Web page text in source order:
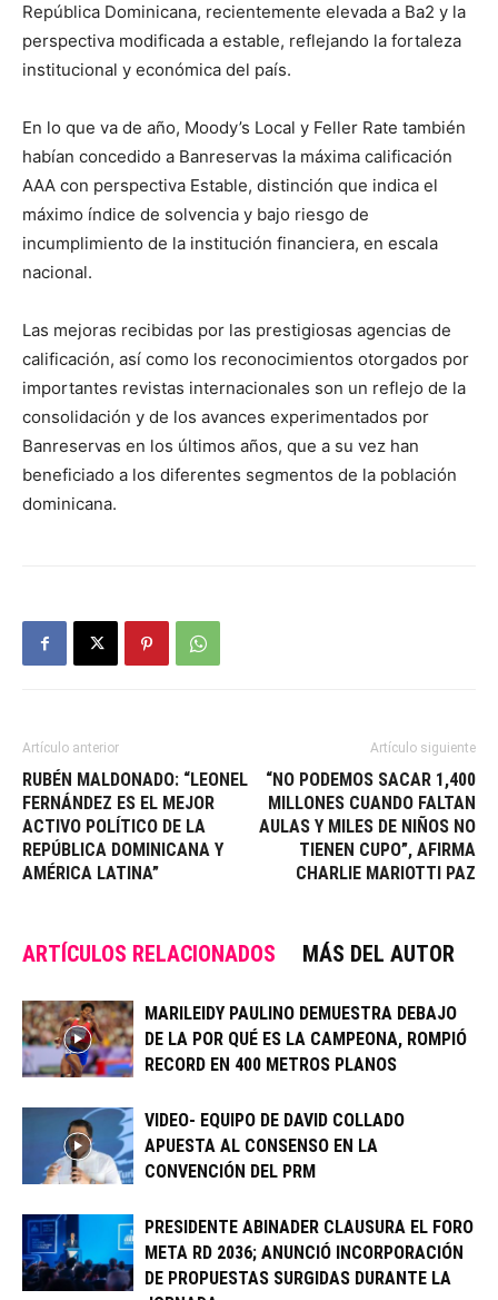
República Dominicana, recientemente elevada a Ba2 y la
perspectiva modificada a estable, reflejando la fortaleza
institucional y económica del país.
En lo que va de año, Moody’s Local y Feller Rate también
habían concedido a Banreservas la máxima calificación
AAA con perspectiva Estable, distinción que indica el
máximo índice de solvencia y bajo riesgo de
incumplimiento de la institución financiera, en escala
nacional.
Las mejoras recibidas por las prestigiosas agencias de
calificación, así como los reconocimientos otorgados por
importantes revistas internacionales son un reflejo de la
consolidación y de los avances experimentados por
Banreservas en los últimos años, que a su vez han
beneficiado a los diferentes segmentos de la población
dominicana.
Artículo anterior
RUBÉN MALDONADO: “LEONEL
FERNÁNDEZ ES EL MEJOR
ACTIVO POLÍTICO DE LA
REPÚBLICA DOMINICANA Y
AMÉRICA LATINA”
Artículo siguiente
“NO PODEMOS SACAR 1,400
MILLONES CUANDO FALTAN
AULAS Y MILES DE NIÑOS NO
TIENEN CUPO”, AFIRMA
CHARLIE MARIOTTI PAZ
ARTÍCULOS RELACIONADOS MÁS DEL AUTOR
MARILEIDY PAULINO DEMUESTRA DEBAJO
DE LA POR QUÉ ES LA CAMPEONA, ROMPIÓ
RECORD EN 400 METROS PLANOS
VIDEO- EQUIPO DE DAVID COLLADO
APUESTA AL CONSENSO EN LA
CONVENCIÓN DEL PRM
PRESIDENTE ABINADER CLAUSURA EL FORO
META RD 2036; ANUNCIÓ INCORPORACIÓN
DE PROPUESTAS SURGIDAS DURANTE LA